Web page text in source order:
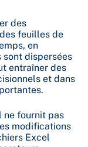
des
feuilles de
en
dispersées
entraîner des
et dans
ne fournit pas
modifications
Excel